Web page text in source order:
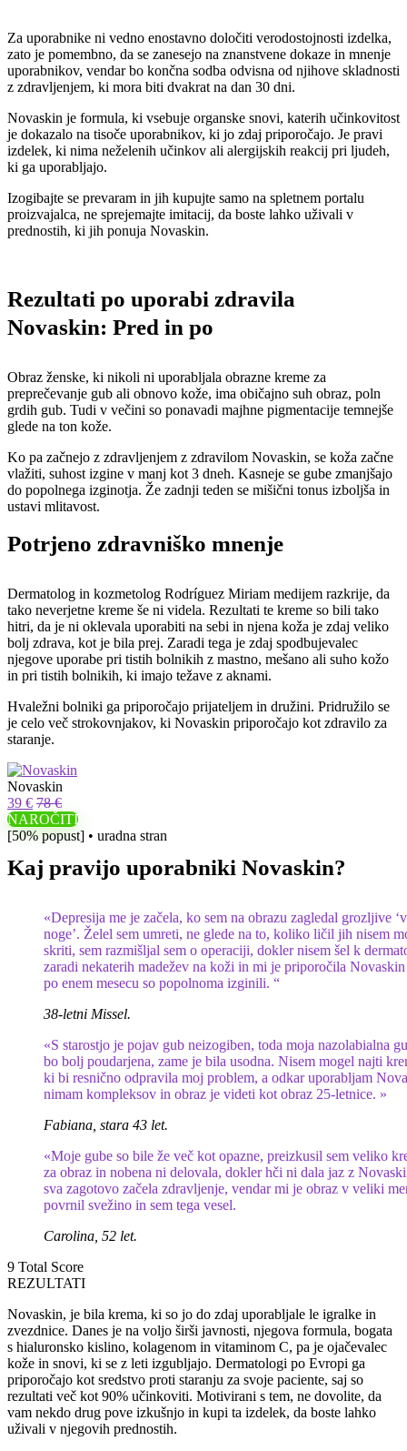
Za uporabnike ni vedno enostavno določiti verodostojnosti izdelka,
zato je pomembno, da se zanesejo na znanstvene dokaze in mnenje
uporabnikov, vendar bo končna sodba odvisna od njihove skladnosti
z zdravljenjem, ki mora biti dvakrat na dan 30 dni.
Novaskin je formula, ki vsebuje organske snovi, katerih učinkovitost
je dokazalo na tisoče uporabnikov, ki jo zdaj priporočajo. Je pravi
izdelek, ki nima neželenih učinkov ali alergijskih reakcij pri ljudeh,
ki ga uporabljajo.
Izogibajte se prevaram in jih kupujte samo na spletnem portalu
proizvajalca, ne sprejemajte imitacij, da boste lahko uživali v
prednostih, ki jih ponuja Novaskin.
Rezultati po uporabi zdravila
Novaskin: Pred in po
Obraz ženske, ki nikoli ni uporabljala obrazne kreme za
preprečevanje gub ali obnovo kože, ima običajno suh obraz, poln
grdih gub. Tudi v večini so ponavadi majhne pigmentacije temnejše
glede na ton kože.
Ko pa začnejo z zdravljenjem z zdravilom Novaskin, se koža začne
vlažiti, suhost izgine v manj kot 3 dneh. Kasneje se gube zmanjšajo
do popolnega izginotja. Že zadnji teden se mišični tonus izboljša in
ustavi mlitavost.
Potrjeno zdravniško mnenje
Dermatolog in kozmetolog Rodríguez Miriam medijem razkrije, da
tako neverjetne kreme še ni videla. Rezultati te kreme so bili tako
hitri, da je ni oklevala uporabiti na sebi in njena koža je zdaj veliko
bolj zdrava, kot je bila prej. Zaradi tega je zdaj spodbujevalec
njegove uporabe pri tistih bolnikih z mastno, mešano ali suho kožo
in pri tistih bolnikih, ki imajo težave z aknami.
Hvaležni bolniki ga priporočajo prijateljem in družini. Pridružilo se
je celo več strokovnjakov, ki Novaskin priporočajo kot zdravilo za
staranje.
Novaskin
39 € 78 €
NAROČITI
[50% popust] • uradna stran
Kaj pravijo uporabniki Novaskin?
«Depresija me je začela, ko sem na obrazu zagledal grozljive
noge’. Želel sem umreti, ne glede na to, koliko ličil jih nisem
skriti, sem razmišljal sem o operaciji, dokler nisem šel k
zaradi nekaterih madežev na koži in mi je priporočila
po enem mesecu so popolnoma izginili. “
38-letni Missel.
«S starostjo je pojav gub neizogiben, toda moja nazolabialna
bo bolj poudarjena, zame je bila usodna. Nisem mogel najti
ki bi resnično odpravila moj problem, a odkar uporabljam
nimam kompleksov in obraz je videti kot obraz 25-letnice. »
Fabiana, stara 43 let.
«Moje gube so bile že več kot opazne, preizkusil sem veliko
za obraz in nobena ni delovala, dokler hči ni dala jaz z
sva zagotovo začela zdravljenje, vendar mi je obraz v veliki
povrnil svežino in sem tega vesel.
Carolina, 52 let.
9 Total Score
REZULTATI
Novaskin, je bila krema, ki so jo do zdaj uporabljale le igralke in
zvezdnice. Danes je na voljo širši javnosti, njegova formula, bogata
s hialuronsko kislino, kolagenom in vitaminom C, pa je ojačevalec
kože in snovi, ki se z leti izgubljajo. Dermatologi po Evropi ga
priporočajo kot sredstvo proti staranju za svoje paciente, saj so
rezultati več kot 90% učinkoviti. Motivirani s tem, ne dovolite, da
vam nekdo drug pove izkušnjo in kupi ta izdelek, da boste lahko
uživali v njegovih prednostih.